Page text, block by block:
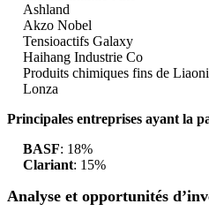
Ashland
Akzo Nobel
Tensioactifs Galaxy
Haihang Industrie Co
Produits chimiques fins de
Lonza
Principales entreprises ayant la
BASF: 18%
Clariant: 15%
Analyse et opportunités